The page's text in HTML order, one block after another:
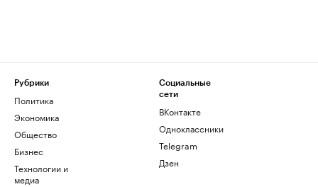
Рубрики
Политика
Экономика
Общество
Бизнес
Технологии и
медиа
Социальные
сети
ВКонтакте
Одноклассники
Telegram
Дзен